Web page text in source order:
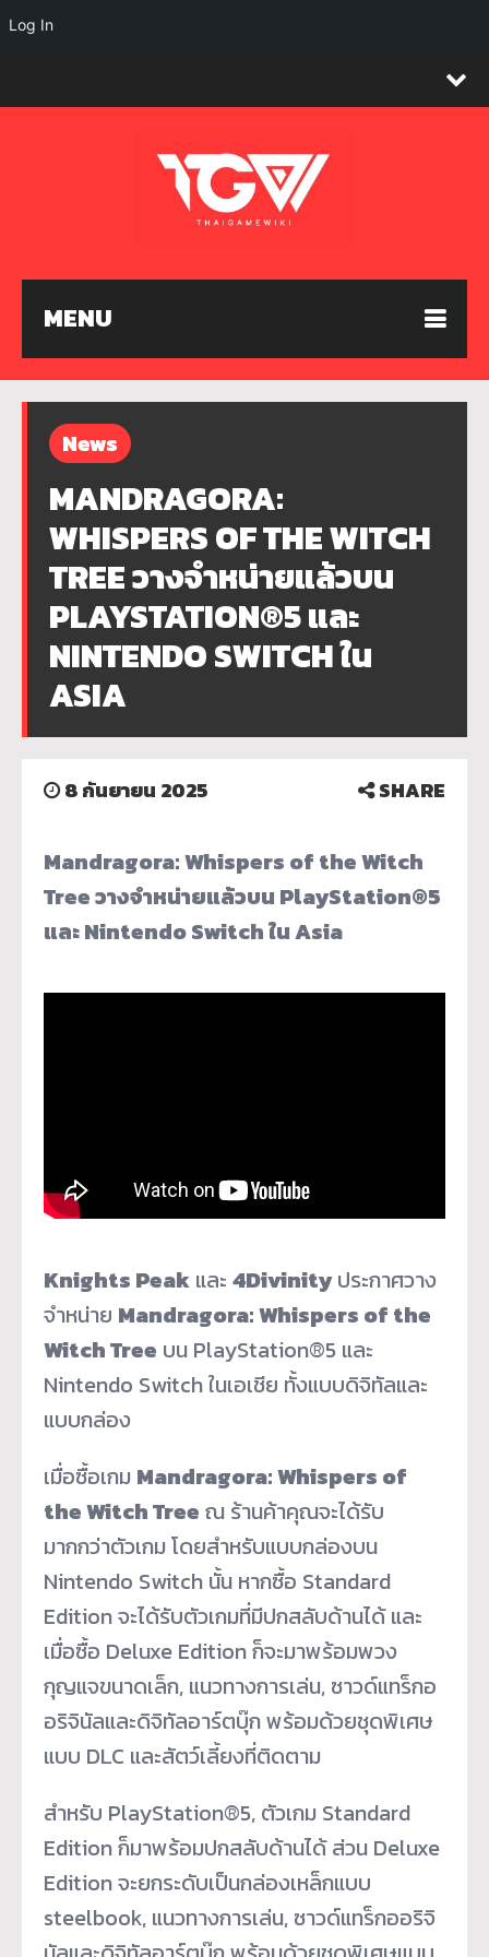
MENU
News
MANDRAGORA:
WHISPERS OF THE WITCH
TREE วางจำหน่ายแล้วบน
PLAYSTATION®5 และ
NINTENDO SWITCH ใน
ASIA
8 กันยายน 2025 SHARE
Mandragora: Whispers of the Witch
Treeวางจำหน่ายแล้วบน PlayStation®5
และNintendo SwitchในAsia
Knights Peak และ 4Divinity ประกาศวาง
จำหน่าย Mandragora: Whispers of the
Witch Tree บน PlayStation®5 และ
Nintendo Switchในเอเชีย ทั้งแบบดิจิทัลและ
แบบกล่อง
เมื่อซื้อเกม Mandragora: Whispers of
the Witch Tree ณ ร้านค้าคุณจะได้รับ
มากกว่าตัวเกม โดยสำหรับแบบกล่องบน
Nintendo Switch นั้น หากซื้อ Standard
Editionจะได้รับตัวเกมที่มีปกสลับด้านได้ และ
เมื่อซื้อ Deluxe Editionก็จะมาพร้อมพวง
กุญแจขนาดเล็ก, แนวทางการเล่น, ซาวด์แทร็กอ
อริจินัลและดิจิทัลอาร์ตบุ๊ก พร้อมด้วยชุดพิเศษ
แบบ DLC และสัตว์เลี้ยงที่ติดตาม
สำหรับ PlayStation®5, ตัวเกม Standard
Editionก็มาพร้อมปกสลับด้านได้ ส่วน Deluxe
Editionจะยกระดับเป็นกล่องเหล็กแบบ
steelbook, แนวทางการเล่น, ซาวด์แทร็กออริจิ
Log In